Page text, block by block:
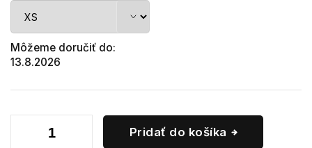
Môžeme doručiť do:
13.8.2026
Pridať do košíka